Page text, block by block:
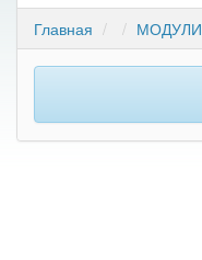
Главная
МОДУЛИ